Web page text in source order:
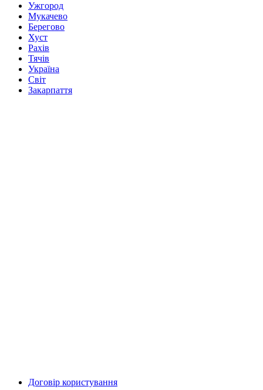
Ужгород
Мукачево
Берегово
Хуст
Рахів
Тячів
Україна
Світ
Закарпаття
Договір користування